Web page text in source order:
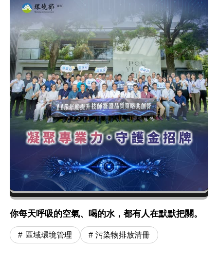
你每天呼吸的空氣、喝的水，都有人在默默把關。
區域環境管理 污染物排放清冊